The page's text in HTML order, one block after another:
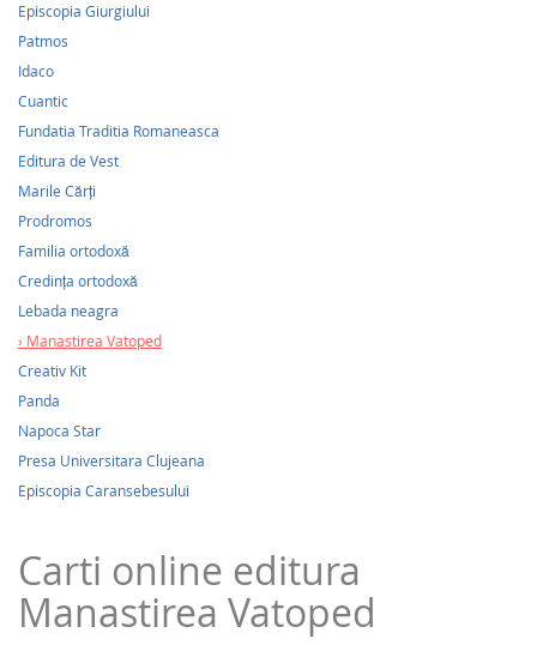
Episcopia Giurgiului
Patmos
Idaco
Cuantic
Fundatia Traditia Romaneasca
Editura de Vest
Marile Cărți
Prodromos
Familia ortodoxă
Credinţa ortodoxă
Lebada neagra
Manastirea Vatoped
Creativ Kit
Panda
Napoca Star
Presa Universitara Clujeana
Episcopia Caransebesului
Carti online editura
Manastirea Vatoped